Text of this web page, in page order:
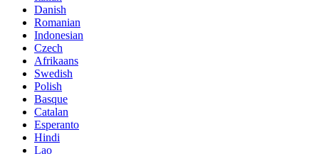
Danish
Romanian
Indonesian
Czech
Afrikaans
Swedish
Polish
Basque
Catalan
Esperanto
Hindi
Lao